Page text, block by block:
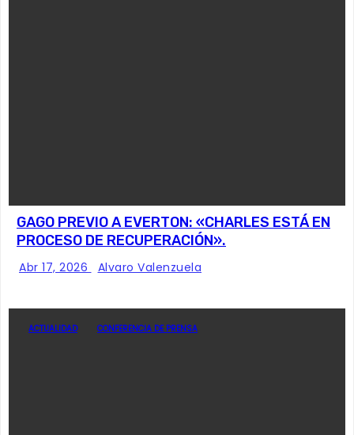
GAGO PREVIO A EVERTON: «CHARLES ESTÁ EN
PROCESO DE RECUPERACIÓN».
Abr 17, 2026 Alvaro Valenzuela
ACTUALIDAD CONFERENCIA DE PRENSA